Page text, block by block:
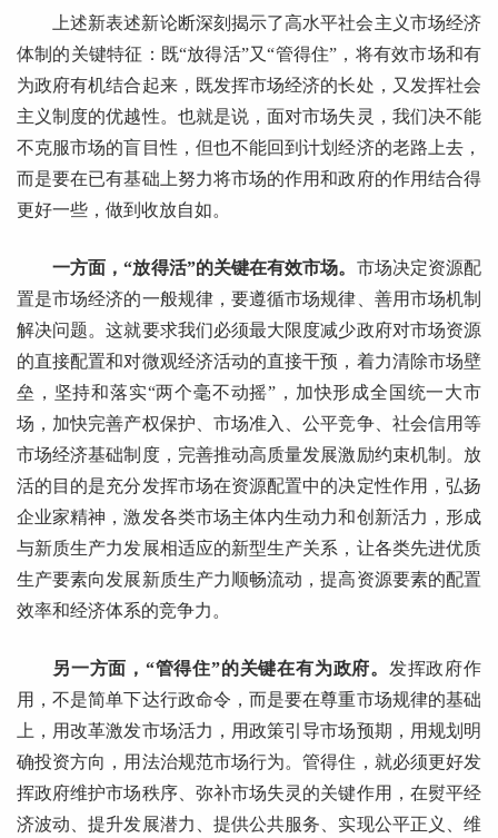
上述新表述新论断深刻揭示了高水平社会主义市场经济
体制的关键特征：既“放得活”又“管得住”，将有效市场和有
为政府有机结合起来，既发挥市场经济的长处，又发挥社会
主义制度的优越性。也就是说，面对市场失灵，我们决不能
不克服市场的盲目性，但也不能回到计划经济的老路上去，
而是要在已有基础上努力将市场的作用和政府的作用结合得
更好一些，做到收放自如。
一方面，“放得活”的关键在有效市场。 市场决定资源配
置是市场经济的一般规律，要遵循市场规律、善用市场机制
解决问题。这就要求我们必须最大限度减少政府对市场资源
的直接配置和对微观经济活动的直接干预，着力清除市场壁
垒，坚持和落实“两个毫不动摇”，加快形成全国统一大市
场，加快完善产权保护、市场准入、公平竞争、社会信用等
市场经济基础制度，完善推动高质量发展激励约束机制。放
活的目的是充分发挥市场在资源配置中的决定性作用，弘扬
企业家精神，激发各类市场主体内生动力和创新活力，形成
与新质生产力发展相适应的新型生产关系，让各类先进优质
生产要素向发展新质生产力顺畅流动，提高资源要素的配置
效率和经济体系的竞争力。
另一方面，“管得住”的关键在有为政府。 发挥政府作
用，不是简单下达行政命令，而是要在尊重市场规律的基础
上，用改革激发市场活力，用政策引导市场预期，用规划明
确投资方向，用法治规范市场行为。管得住，就必须更好发
挥政府维护市场秩序、弥补市场失灵的关键作用，在熨平经
济波动、提升发展潜力、提供公共服务、实现公平正义、维